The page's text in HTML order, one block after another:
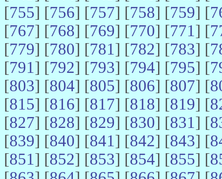
[755] [756] [757] [758] [759] [
[767] [768] [769] [770] [771] [
[779] [780] [781] [782] [783] [
[791] [792] [793] [794] [795] [
[803] [804] [805] [806] [807] [
[815] [816] [817] [818] [819] [
[827] [828] [829] [830] [831] [
[839] [840] [841] [842] [843] [
[851] [852] [853] [854] [855] [